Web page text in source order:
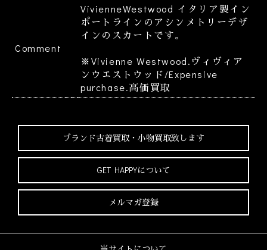
Comment
VivienneWestwood イタリア製イン
ポートラインのアシンメトリーデザ
インのスカートです。
※Vivienne Westwood.ヴィヴィア
ンウエストウッド/Expensive
purchase.高価買取
ブランド古着買取・ 小物買取致します
GET HAPPYについて
メルマガ登録